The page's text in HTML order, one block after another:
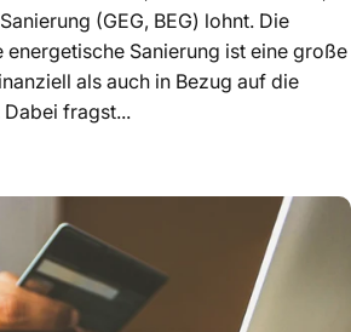
(GEG, BEG) lohnt. Die
energetische Sanierung ist eine große
als auch in Bezug auf die
fragst...